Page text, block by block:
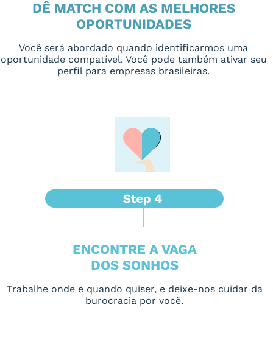
DÊ MATCH COM AS MELHORES
OPORTUNIDADES
Você será abordado quando identificarmos uma
oportunidade compatível. Você pode também ativar seu
perfil para empresas brasileiras.
ENCONTRE A VAGA
DOS SONHOS
Trabalhe onde e quando quiser, e deixe-nos cuidar da
burocracia por você.